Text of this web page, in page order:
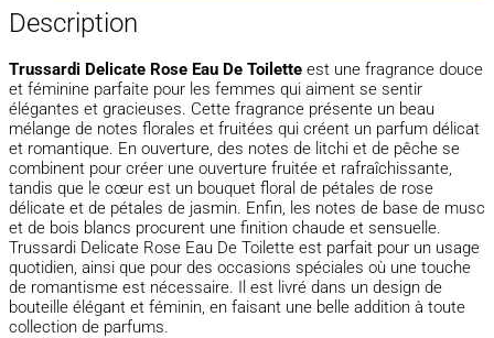
Description
Trussardi Delicate Rose Eau De Toilette est une fragrance douce
et féminine parfaite pour les femmes qui aiment se sentir
élégantes et gracieuses. Cette fragrance présente un beau
mélange de notes florales et fruitées qui créent un parfum délicat
et romantique. En ouverture, des notes de litchi et de pêche se
combinent pour créer une ouverture fruitée et rafraîchissante,
tandis que le cœur est un bouquet floral de pétales de rose
délicate et de pétales de jasmin. Enfin, les notes de base de musc
et de bois blancs procurent une finition chaude et sensuelle.
Trussardi Delicate Rose Eau De Toilette est parfait pour un usage
quotidien, ainsi que pour des occasions spéciales où une touche
de romantisme est nécessaire. Il est livré dans un design de
bouteille élégant et féminin, en faisant une belle addition à toute
collection de parfums.